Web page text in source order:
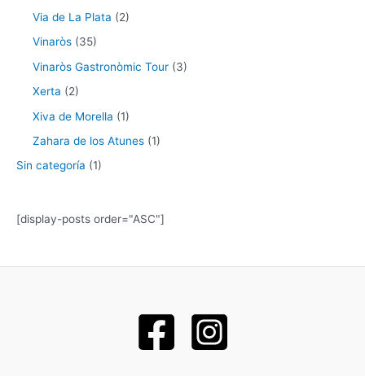
Via de La Plata (2)
Vinaròs (35)
Vinaròs Gastronòmic Tour (3)
Xerta (2)
Xiva de Morella (1)
Zahara de los Atunes (1)
Sin categoría (1)
[display-posts order="ASC"]